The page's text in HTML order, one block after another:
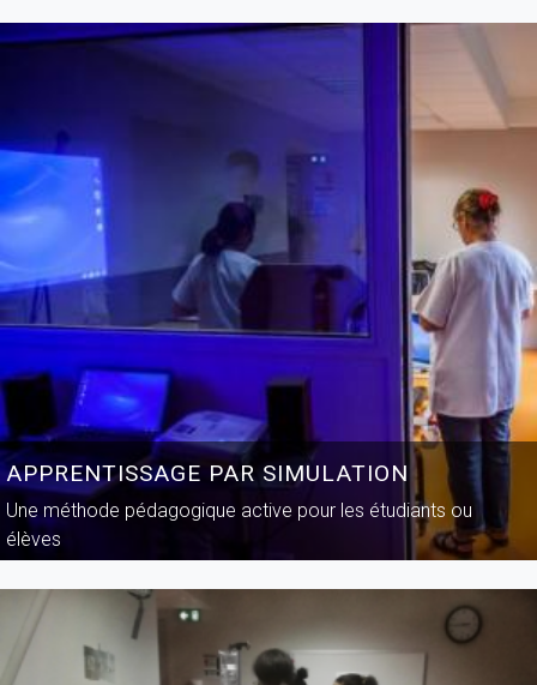
APPRENTISSAGE PAR SIMULATION
Une méthode pédagogique active pour les étudiants ou
élèves